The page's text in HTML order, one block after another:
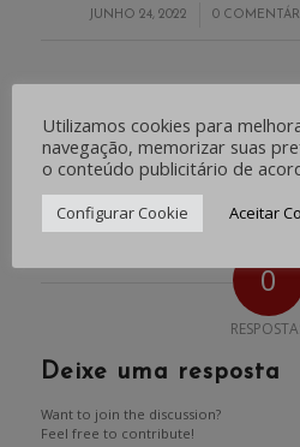
JUNHO 24, 2022
/ 0 /
0
Deixe uma resposta
Want to join the discussion?
Feel free to contribute!
Utilizamos cookies para
navegação, memorizar suas
o conteúdo publicitário de
Configurar Cookie Aceitar